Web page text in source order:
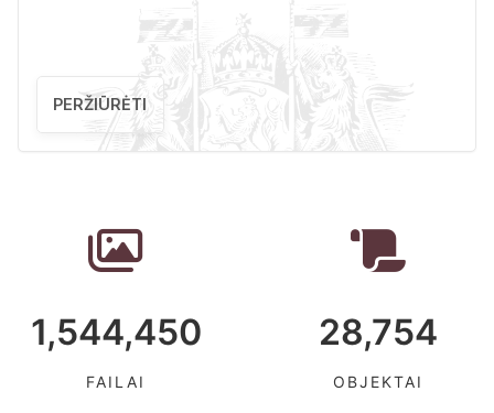
PERŽIŪRĖTI
1,544,450
FAILAI
28,754
OBJEKTAI